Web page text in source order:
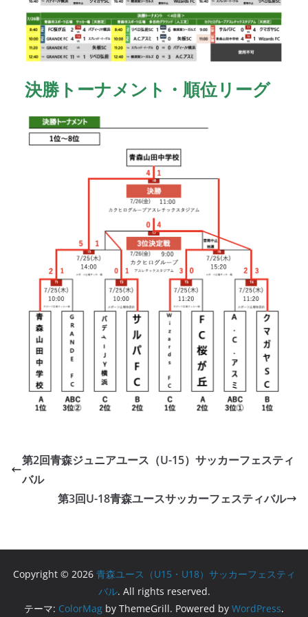
決勝トーナメント・順位リーグ
第2回青森ジュニアユース（U-15）サッカーフェスティ
バル
第3回U-18青森ユースサッカーフェスティバル
Copyright © 2026 青森ユース（U15・U18）サッカーフェスティ
バル. All rights reserved.
テーマ: ColorMag by ThemeGrill. Powered by WordPress.